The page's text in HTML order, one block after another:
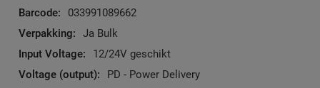
informatie
033991089662
Ja Bulk
12/24V geschikt
PD - Power Delivery